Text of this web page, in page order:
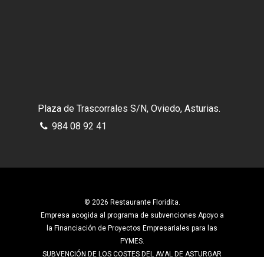
Plaza de Trascorrales S/N, Oviedo, Asturias.
984 08 92 41
© 2026 Restaurante Floridita.
Empresa acogida al programa de subvenciones Apoyo a
la Financiación de Proyectos Empresariales para las
PYMES.
SUBVENCIÓN DE LOS COSTES DEL AVAL DE ASTURGAR